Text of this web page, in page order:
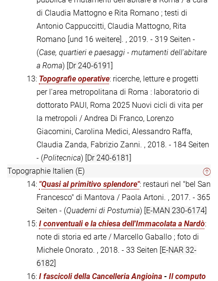
di Claudia Mattogno e Rita Romano ; testi di
Antonio Cappuccitti, Claudia Mattogno, Rita
Romano [und 16 weitere]. , 2019. - 319 Seiten -
(Case, quartieri e paesaggi - mutamenti dell'abitare
a Roma) [Dr 240-6191]
13: Topografie operative: ricerche, letture e progetti
per l'area metropolitana di Roma : laboratorio di
dottorato PAUI, Roma 2025 Nuovi cicli di vita per
la metropoli / Andrea Di Franco, Lorenzo
Giacomini, Carolina Medici, Alessandro Raffa,
Claudia Zanda, Fabrizio Zanni. , 2018. - 184 Seiten
- (Politecnica) [Dr 240-6181]
Topographie Italien (E)
14: "Quasi al primitivo splendore": restauri nel "bel San
Francesco" di Mantova / Paola Artoni. , 2017. - 365
Seiten - (Quaderni di Postumia) [E-MAN 230-6174]
15: I conventuali e la chiesa dell'Immacolata a Nardò:
note di storia ed arte / Marcello Gaballo ; foto di
Michele Onorato. , 2018. - 33 Seiten [E-NAR 32-
6182]
16: I fascicoli della Cancelleria Angioina - Il computo